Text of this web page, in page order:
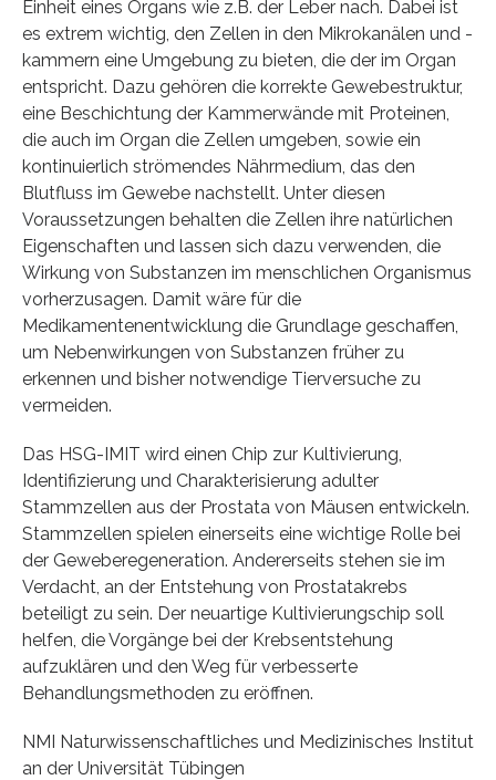
Einheit eines Organs wie z.B. der Leber nach. Dabei ist
es extrem wichtig, den Zellen in den Mikrokanälen und -
kammern eine Umgebung zu bieten, die der im Organ
entspricht. Dazu gehören die korrekte Gewebestruktur,
eine Beschichtung der Kammerwände mit Proteinen,
die auch im Organ die Zellen umgeben, sowie ein
kontinuierlich strömendes Nährmedium, das den
Blutfluss im Gewebe nachstellt. Unter diesen
Voraussetzungen behalten die Zellen ihre natürlichen
Eigenschaften und lassen sich dazu verwenden, die
Wirkung von Substanzen im menschlichen Organismus
vorherzusagen. Damit wäre für die
Medikamentenentwicklung die Grundlage geschaffen,
um Nebenwirkungen von Substanzen früher zu
erkennen und bisher notwendige Tierversuche zu
vermeiden.
Das HSG-IMIT wird einen Chip zur Kultivierung,
Identifizierung und Charakterisierung adulter
Stammzellen aus der Prostata von Mäusen entwickeln.
Stammzellen spielen einerseits eine wichtige Rolle bei
der Geweberegeneration. Andererseits stehen sie im
Verdacht, an der Entstehung von Prostatakrebs
beteiligt zu sein. Der neuartige Kultivierungschip soll
helfen, die Vorgänge bei der Krebsentstehung
aufzuklären und den Weg für verbesserte
Behandlungsmethoden zu eröffnen.
NMI Naturwissenschaftliches und Medizinisches Institut
an der Universität Tübingen